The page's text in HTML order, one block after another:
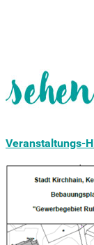
Veranstaltungs-